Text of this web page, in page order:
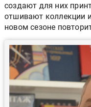
создают для них
отшивают коллекции
новом сезоне